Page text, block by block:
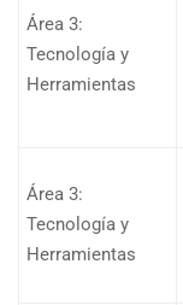
Área 3:
Tecnología y
Herramientas
Área 3:
Tecnología y
Herramientas